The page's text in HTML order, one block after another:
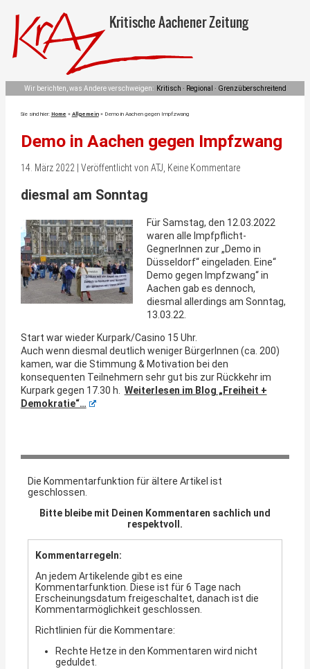
Kritische Aachener Zeitung
Wir berichten, was Andere verschweigen: Kritisch · Regional · Grenzüberschreitend
Sie sind hier: Home » Allgemein» Demo in Aachen gegen Impfzwang
Demo in Aachen gegen Impfzwang
14. März 2022 | Veröffentlicht von ATJ, Keine Kommentare
diesmal am Sonntag
Für Samstag, den 12.03.2022
waren alle Impfpflicht-
GegnerInnen zur „Demo in
Düsseldorf“ eingeladen. Eine“
Demo gegen Impfzwang“ in
Aachen gab es dennoch,
diesmal allerdings am Sonntag,
13.03.22.
Start war wieder Kurpark/Casino 15 Uhr.
Auch wenn diesmal deutlich weniger BürgerInnen (ca. 200)
kamen, war die Stimmung & Motivation bei den
konsequenten Teilnehmern sehr gut bis zur Rückkehr im
Kurpark gegen 17.30 h. Weiterlesen im Blog „Freiheit +
Demokratie“…
Die Kommentarfunktion für ältere Artikel ist
geschlossen.
Bitte bleibe mit Deinen Kommentaren sachlich und
respektvoll.
Kommentarregeln:
An jedem Artikelende gibt es eine
Kommentarfunktion. Diese ist für 6 Tage nach
Erscheinungsdatum freigeschaltet, danach ist die
Kommentarmöglichkeit geschlossen.
Richtlinien für die Kommentare:
Rechte Hetze in den Kommentaren wird nicht
geduldet.